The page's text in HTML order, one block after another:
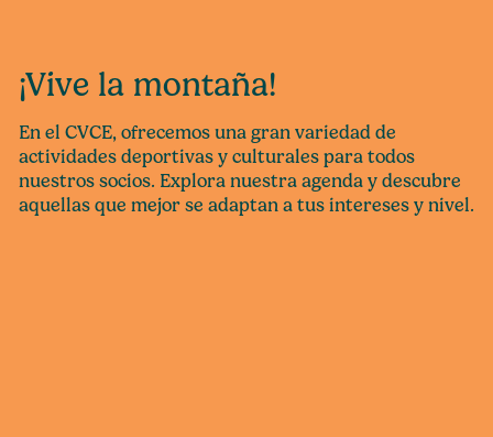
¡Vive la montaña!
En el CVCE, ofrecemos una gran variedad de
actividades deportivas y culturales para todos
nuestros socios. Explora nuestra agenda y descubre
aquellas que mejor se adaptan a tus intereses y nivel.